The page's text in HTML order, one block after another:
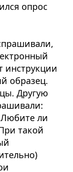
опрос
инструкции
образец.
Другую
ли
такой